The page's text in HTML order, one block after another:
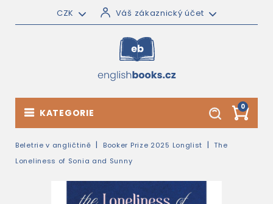
CZK Váš zákaznický účet
0
KATEGORIE
Beletrie v angličtině Booker Prize 2025 Longlist
The
Loneliness of Sonia and Sunny